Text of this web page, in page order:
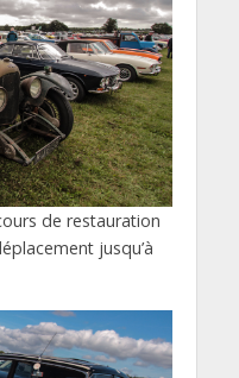
de restauration
jusqu’à